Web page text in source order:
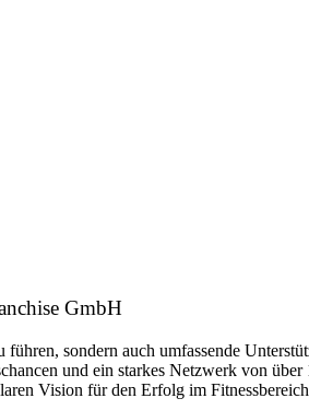
GmbH
sondern auch umfassende
und ein starkes Netzwerk von über
Vision für den Erfolg im